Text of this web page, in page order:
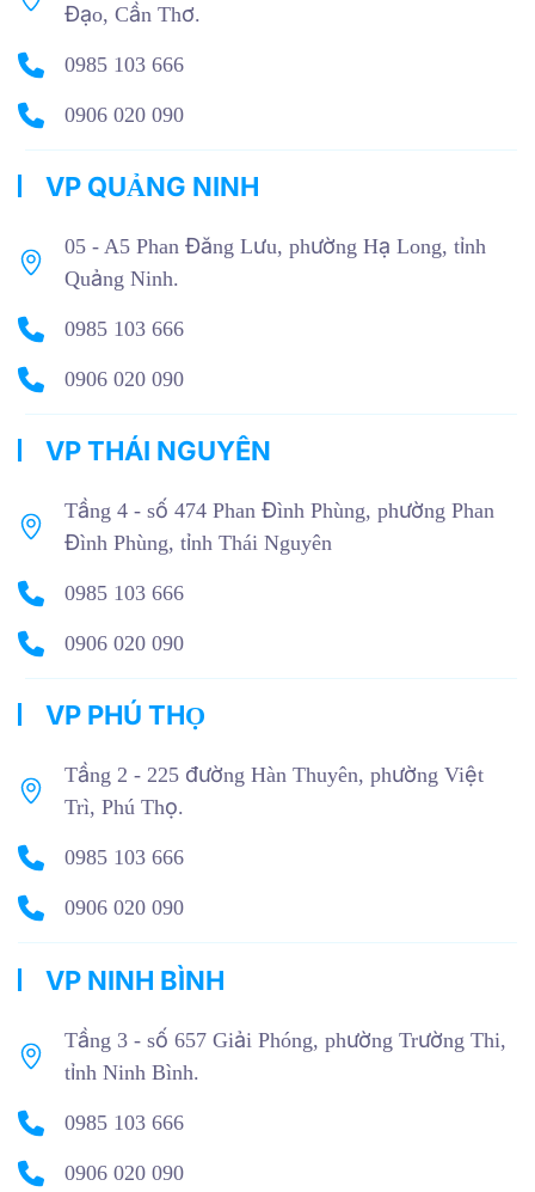
Đạo, Cần Thơ.
0985 103 666
0906 020 090
VP QUẢNG NINH
05 - A5 Phan Đăng Lưu, phường Hạ Long, tỉnh
Quảng Ninh.
0985 103 666
0906 020 090
VP THÁI NGUYÊN
Tầng 4 - số 474 Phan Đình Phùng, phường Phan
Đình Phùng, tỉnh Thái Nguyên
0985 103 666
0906 020 090
VP PHÚ THỌ
Tầng 2 - 225 đường Hàn Thuyên, phường Việt
Trì, Phú Thọ.
0985 103 666
0906 020 090
VP NINH BÌNH
Tầng 3 - số 657 Giải Phóng, phường Trường Thi,
tỉnh Ninh Bình.
0985 103 666
0906 020 090